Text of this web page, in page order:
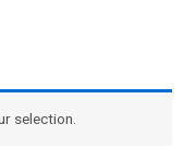
selection.